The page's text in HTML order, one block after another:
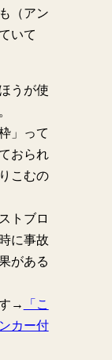
（アン
いて
うが使
」って
おられ
こむの
トブロ
に事故
がある
→
「こ
カー付